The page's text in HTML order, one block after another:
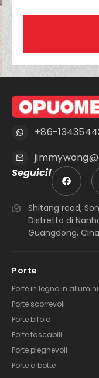
+86-
Seguici!
Shitang road,
Distretto di
Guangdong,
Porte
Porte in legno in
Porte scorrevoli
Porte bifold
Porte tascabili
Porte pieghevoli
Porte a botte